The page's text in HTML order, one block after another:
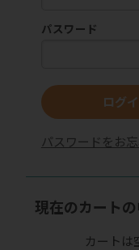
パスワード
ログ
パスワードをお
現在のカート
カートは